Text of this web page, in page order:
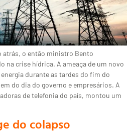
atrás, o então ministro Bento
na crise hídrica. A ameaça de um novo
durante as tardes do fim do
do dia do governo e empresários. A
de telefonia do país, montou um
do colapso